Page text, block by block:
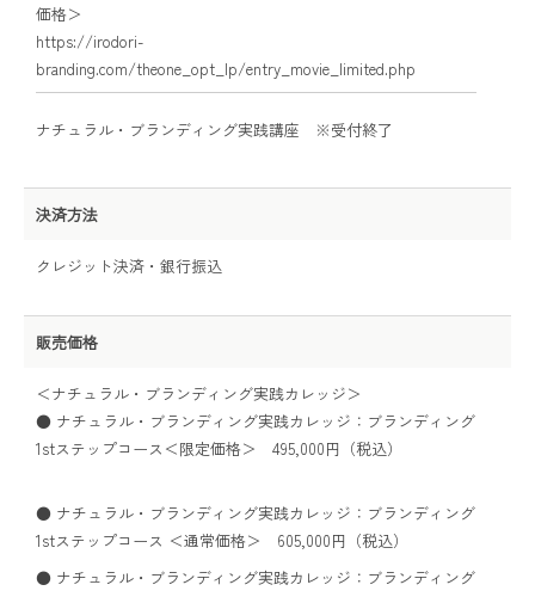
価格＞
https://irodori-
branding.com/theone_opt_lp/entry_movie_limited.php
ナチュラル・ブランディング実践講座 ※受付終了
決済方法
クレジット決済・銀行振込
販売価格
＜ナチュラル・ブランディング実践カレッジ＞
● ナチュラル・ブランディング実践カレッジ：ブランディング
1stステップコース＜限定価格＞ 495,000円（税込）
● ナチュラル・ブランディング実践カレッジ：ブランディング
1stステップコース ＜通常価格＞ 605,000円（税込）
● ナチュラル・ブランディング実践カレッジ：ブランディング